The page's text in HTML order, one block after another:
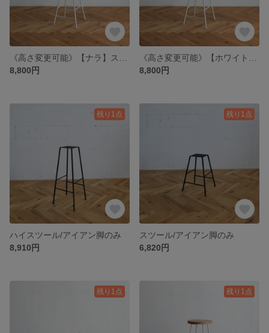
8,800円
8,800円
残り1点
ハイスツール/アイアン脚のみ
8,910円
残り1点
スツール/アイアン脚のみ
6,820円
残り1点 残り1点